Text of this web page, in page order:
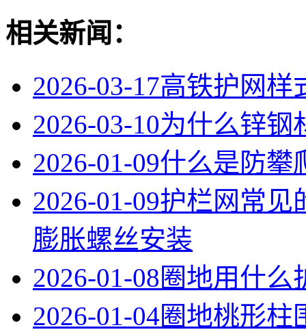
相关新闻：
2026-03-17高铁护网样
2026-03-10为什么锌钢
2026-01-09什么是防攀
2026-01-09护栏网常见
膨胀螺丝安装
2026-01-08圈地用什么
2026-01-04圈地桃形柱